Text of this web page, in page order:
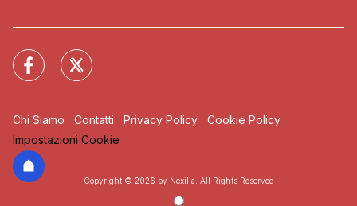
Chi Siamo Contatti Privacy Policy
Cookie Policy
Impostazioni Cookie
Copyright © 2026 by Nexilia. All Rights Reserved